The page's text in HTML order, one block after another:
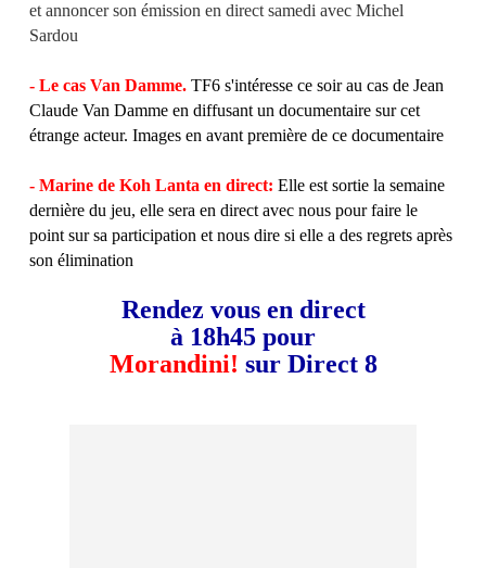
et annoncer son émission en direct samedi avec Michel
Sardou
- Le cas Van Damme.TF6 s'intéresse ce soir au cas de Jean
Claude Van Damme en diffusant un documentaire sur cet
étrange acteur. Images en avant première de ce documentaire
- Marine de Koh Lanta en direct:Elle est sortie la semaine
dernière du jeu, elle sera en direct avec nous pour faire le
point sur sa participation et nous dire si elle a des regrets après
son élimination
Rendez vous en direct
à 18h45 pour
Morandini! sur Direct 8